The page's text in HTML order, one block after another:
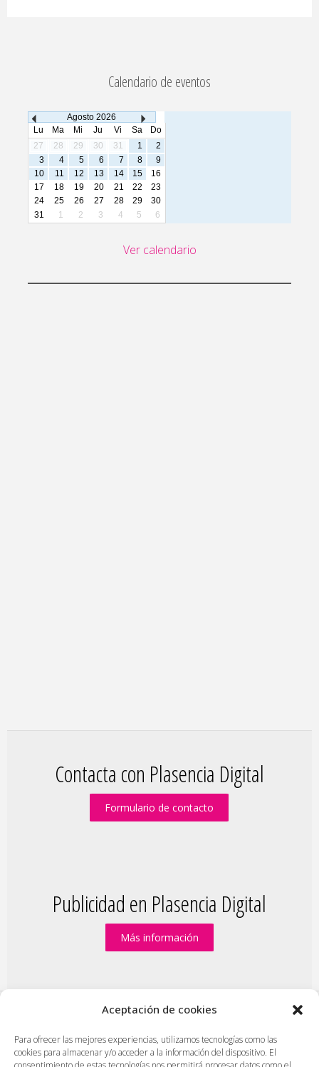
Aceptación de cookies
Para ofrecer las mejores experiencias, utilizamos tecnologías como las
cookies para almacenar y/o acceder a la información del dispositivo. El
Calendario de eventos
Agosto 2026
Lu
Ma Mi Ju Vi Sa
Do
27
28 29 30 31 1
2
3
4 5 6 7 8
9
10
11 12 13 14 15
16
17
18 19 20 21 22
23
24
25 26 27 28 29
30
31
1 2 3 4 5 6
Ver calendario
Contacta con Plasencia Digital
Formulario de contacto
Publicidad en Plasencia Digital
Más información
PlasenciaDigital.com | Formulario de contacto
Publicidad en Plasencia Digital
|